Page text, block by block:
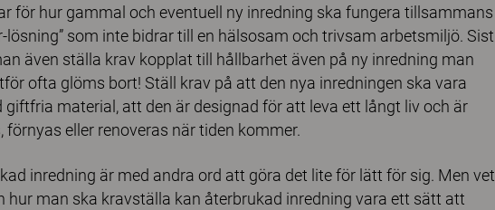
för hur gammal och eventuell ny inredning ska fungera tillsammans
lösning” som inte bidrar till en hälsosam och trivsam arbetsmiljö. Sist
även ställa krav kopplat till hållbarhet även på ny inredning man
ofta glöms bort! Ställ krav på att den nya inredningen ska vara
material, att den är designad för att leva ett långt liv och är
eller renoveras när tiden kommer.
inredning är med andra ord att göra det lite för lätt för sig. Men vet
hur man ska kravställa kan återbrukad inredning vara ett sätt att